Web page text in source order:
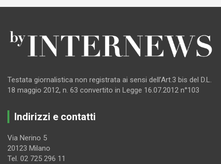
Testata giornalistica non registrata ai sensi dell’Art.3 bis del D.L.
18 maggio 2012, n. 63 convertito in Legge 16.07.2012 n°103
Indirizzi e contatti
Via Nerino 5
20123 Milano
Tel. 02 725 296 11